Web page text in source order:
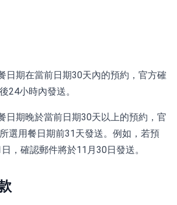
日期在當前日期30天內的預約，官方確
24小時內發送。
日期晚於當前日期30天以上的預約，官
選用餐日期前31天發送。例如，若預
，確認郵件將於11月30日發送。